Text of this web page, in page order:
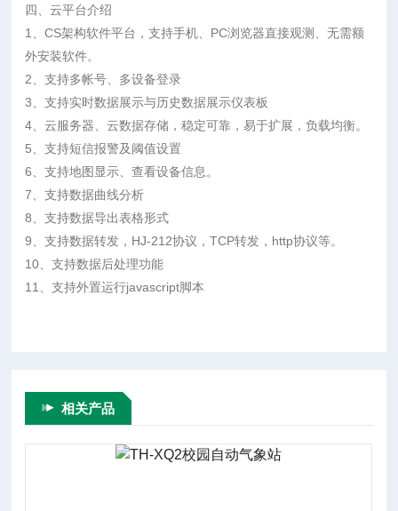
四、云平台介绍
1、CS架构软件平台，支持手机、PC浏览器直接观测、无需额
外安装软件。
2、支持多帐号、多设备登录
3、支持实时数据展示与历史数据展示仪表板
4、云服务器、云数据存储，稳定可靠，易于扩展，负载均衡。
5、支持短信报警及阈值设置
6、支持地图显示、查看设备信息。
7、支持数据曲线分析
8、支持数据导出表格形式
9、支持数据转发，HJ-212协议，TCP转发，http协议等。
10、支持数据后处理功能
11、支持外置运行javascript脚本
相关产品